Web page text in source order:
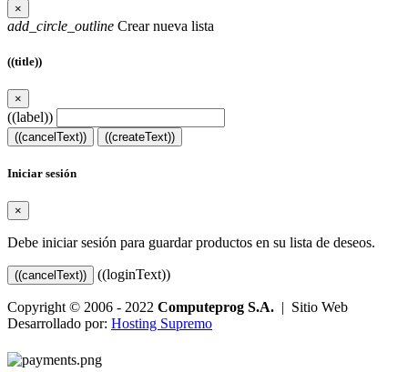
×
add_circle_outline Crear nueva lista
((title))
×
((label))
((cancelText)) ((createText))
Iniciar sesión
×
Debe iniciar sesión para guardar productos en su lista de deseos.
((cancelText)) ((loginText))
Copyright © 2006 - 2022 Computeprog S.A. | Sitio Web
Desarrollado por: Hosting Supremo